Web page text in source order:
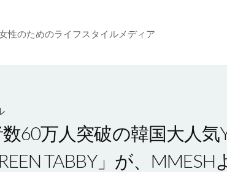
性のためのライフスタイルメディア
60万人突破の韓国大人
TABBY」が、MMESH